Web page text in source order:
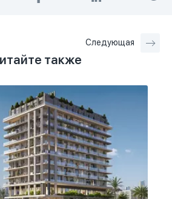
Следующая
также